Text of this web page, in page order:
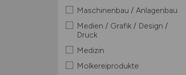
Maschinenbau / Anlagenbau
Medien / Grafik / Design /
Druck
Medizin
Molkereiprodukte